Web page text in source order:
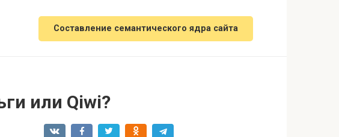
Составление семантического ядра сайта
или Qiwi?